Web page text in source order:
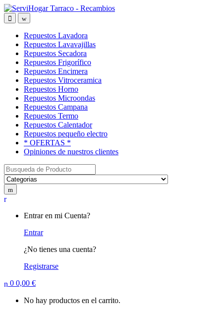
Saltar
a
navegación
saltar
al
contenido
OpenClose
Repuestos Lavadora
Repuestos Lavavajillas
Repuestos Secadora
Repuestos Frigorífico
Repuestos Encimera
Repuestos Vitroceramica
Repuestos Horno
Repuestos Microondas
Repuestos Campana
Repuestos Termo
Repuestos Calentador
Repuestos pequeño electro
* OFERTAS *
Opiniones de nuestros clientes
Buscar:
My
Entrar en mi Cuenta?
Entrar
¿No tienes una cuenta?
Registrarse
0 0,00 €
No hay productos en el carrito.